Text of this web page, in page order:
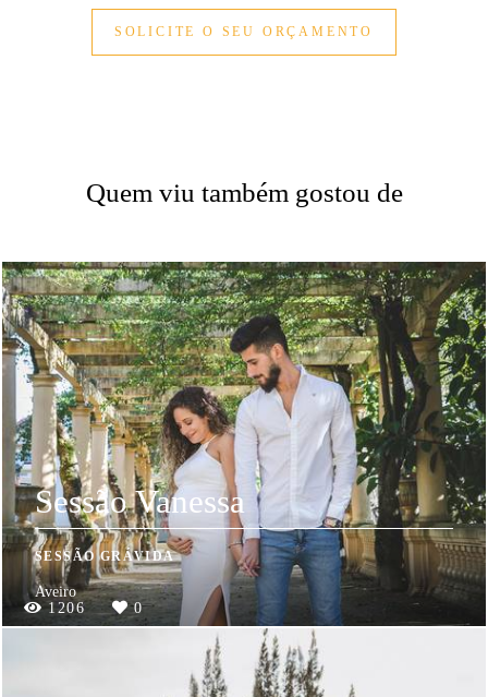
SOLICITE O SEU ORÇAMENTO
Quem viu também gostou de
Sessão Vanessa
SESSÃO GRÁVIDA
Aveiro
1206
0